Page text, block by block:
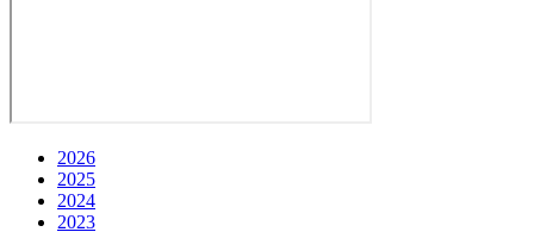
2026
2025
2024
2023